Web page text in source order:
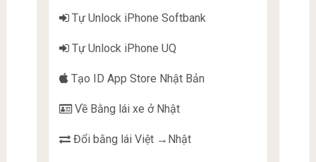
Tự Unlock iPhone Softbank
Tự Unlock iPhone UQ
Tạo ID App Store Nhật Bản
Về Bằng lái xe ở Nhật
Đổi bằng lái Việt →Nhật